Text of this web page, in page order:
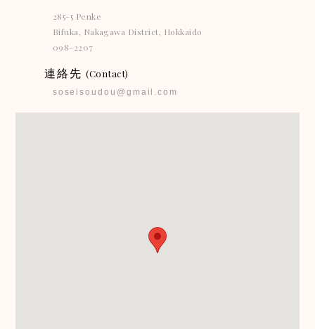
285-5 Penke
Bifuka, Nakagawa District, Hokkaido
098-2207
連絡先(Contact)
soseisoudou@gmail.com